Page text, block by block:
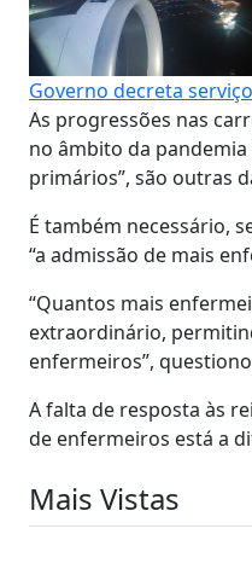
Governo decreta
As progressões nas
no âmbito da
primários”, são outras
É também necessário,
“a admissão de mais
“Quantos mais
extraordinário,
enfermeiros”,
A falta de resposta às
de enfermeiros está a
Mais Vistas